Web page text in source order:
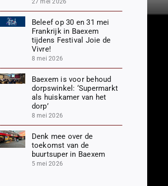
27 mei 2026
Beleef op 30 en 31 mei
Frankrijk in Baexem
tijdens Festival Joie de
Vivre!
8 mei 2026
Baexem is voor behoud
dorpswinkel: ‘Supermarkt
als huiskamer van het
dorp’
8 mei 2026
Denk mee over de
toekomst van de
buurtsuper in Baexem
5 mei 2026